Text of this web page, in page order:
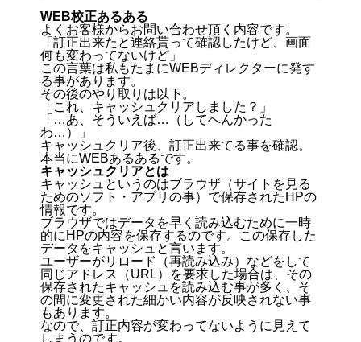
WEB校正あるある
よくお客様からお問い合わせ頂く内容です。
「訂正出来たと連絡貰って確認したけど、画面
何も変わってないけど」
この言葉は私もたまにWEBディレクターに発す
る事があります。
その後のやり取りは以下。
「これ、キャッシュクリアしました？」
「…あ、そういえば…（してへんかった
わ…）」
キャッシュクリア後、訂正出来てる事を確認。
本当にWEBあるあるです。
キャッシュクリアとは
キャッシュというのはブラウザ（サイトを見る
ためのソフト・アプリの事）で保存されたHPの
情報です。
ブラウザではデータを早く読み込むために一時
的にHPの内容を保存するのです。この保存した
データをキャッシュと言います。
ユーザーがリロード（再読み込み）などをして
同じアドレス（URL）を要求した場合は、その
保存されたキャッシュを読み込む事が多く、そ
の間に変更された細かい内容が反映されない事
もあります。
なので、訂正内容が変わってないように見えて
しまうのです。